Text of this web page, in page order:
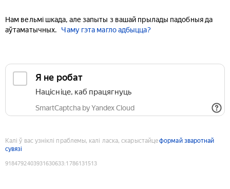
Нам вельмі шкада, але запыты з вашай прылады падобныя да
аўтаматычных.
Чаму гэта магло адбыцца?
Я не робат
Націсніце, каб працягнуць
SmartCaptcha by Yandex Cloud
Калі ў вас узніклі праблемы, калі ласка, скарыстайцеформай зваротнай
сувязі
9184792403931630633:1786131513